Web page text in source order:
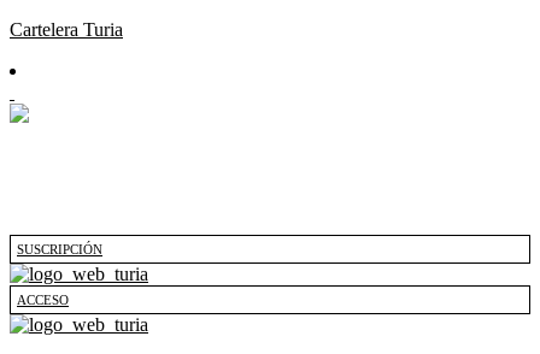
Cartelera Turia
SUSCRIPCIÓN
ACCESO